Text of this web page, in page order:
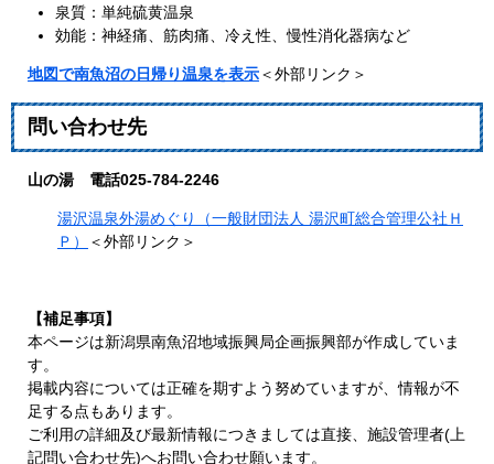
泉質：単純硫黄温泉
効能：神経痛、筋肉痛、冷え性、慢性消化器病など
地図で南魚沼の日帰り温泉を表示＜外部リンク＞
問い合わせ先
山の湯 電話025-784-2246
湯沢温泉外湯めぐり（一般財団法人 湯沢町総合管理公社Ｈ
Ｐ）
＜外部リンク＞
【補足事項】
本ページは新潟県南魚沼地域振興局企画振興部が作成していま
す。
掲載内容については正確を期すよう努めていますが、情報が不
足する点もあります。
ご利用の詳細及び最新情報につきましては直接、施設管理者(上
記問い合わせ先)へお問い合わせ願います。